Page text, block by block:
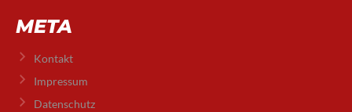
META
Kontakt
Impressum
Datenschutz